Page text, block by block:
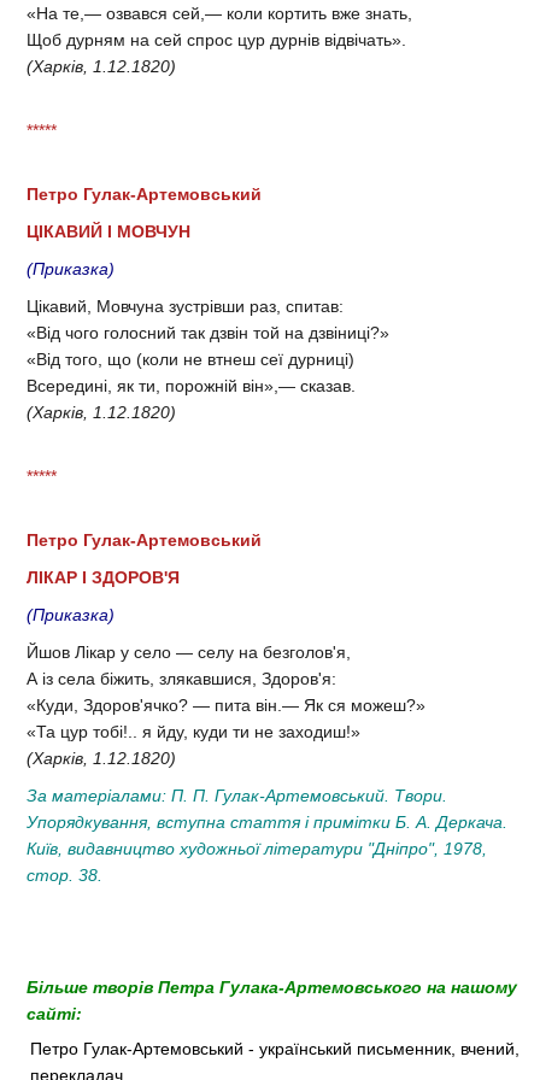
«На те,— озвався сей,— коли кортить вже знать,
Щоб дурням на сей спрос цур дурнів відвічать».
(Харків, 1.12.1820)
*****
Петро Гулак-Артемовський
ЦІКАВИЙ І МОВЧУН
(Приказка)
Цікавий, Мовчуна зустрівши раз, спитав:
«Від чого голосний так дзвін той на дзвіниці?»
«Від того, що (коли не втнеш сеї дурниці)
Всередині, як ти, порожній він»,— сказав.
(Харків, 1.12.1820)
*****
Петро Гулак-Артемовський
ЛІКАР І ЗДОРОВ'Я
(Приказка)
Йшов Лікар у село — селу на безголов'я,
А із села біжить, злякавшися, Здоров'я:
«Куди, Здоров'ячко? — пита він.— Як ся можеш?»
«Та цур тобі!.. я йду, куди ти не заходиш!»
(Харків, 1.12.1820)
За матеріалами: П. П. Гулак-Артемовський. Твори.
Упорядкування, вступна стаття і примітки Б. А. Деркача.
Київ, видавництво художньої літератури "Дніпро", 1978,
стор. 38.
Більше творів Петра Гулака-Артемовського на нашому
сайті:
Петро Гулак-Артемовський - український письменник, вчений,
перекладач